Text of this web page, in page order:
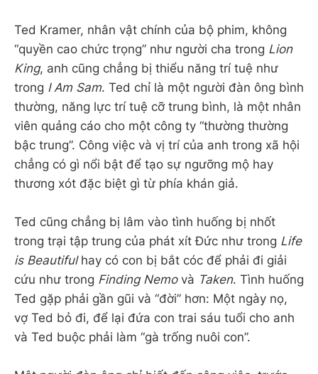
Ted Kramer, nhân vật chính của bộ phim, không
“quyền cao chức trọng” như người cha trong Lion
King, anh cũng chẳng bị thiểu năng trí tuệ như
trong I Am Sam. Ted chỉ là một người đàn ông bình
thường, năng lực trí tuệ cỡ trung bình, là một nhân
viên quảng cáo cho một công ty “thường thường
bậc trung”. Công việc và vị trí của anh trong xã hội
chẳng có gì nổi bật để tạo sự ngưỡng mộ hay
thương xót đặc biệt gì từ phía khán giả.
Ted cũng chẳng bị lâm vào tình huống bị nhốt
trong trại tập trung của phát xít Đức như trong Life
is Beautifulhay có con bị bắt cóc để phải đi giải
cứu như trong Finding Nemovà Taken. Tình huống
Ted gặp phải gần gũi và “đời” hơn: Một ngày nọ,
vợ Ted bỏ đi, để lại đứa con trai sáu tuổi cho anh
và Ted buộc phải làm “gà trống nuôi con”.